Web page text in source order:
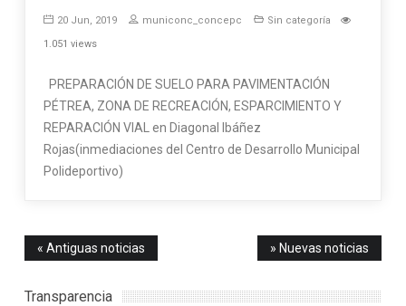
20 Jun, 2019 municonc_concepc
Sin categoría
1.051 views
PREPARACIÓN DE SUELO PARA PAVIMENTACIÓN
PÉTREA, ZONA DE RECREACIÓN, ESPARCIMIENTO Y
REPARACIÓN VIAL en Diagonal Ibáñez
Rojas(inmediaciones del Centro de Desarrollo Municipal
Polideportivo)
» Nuevas noticias
« Antiguas noticias
Transparencia